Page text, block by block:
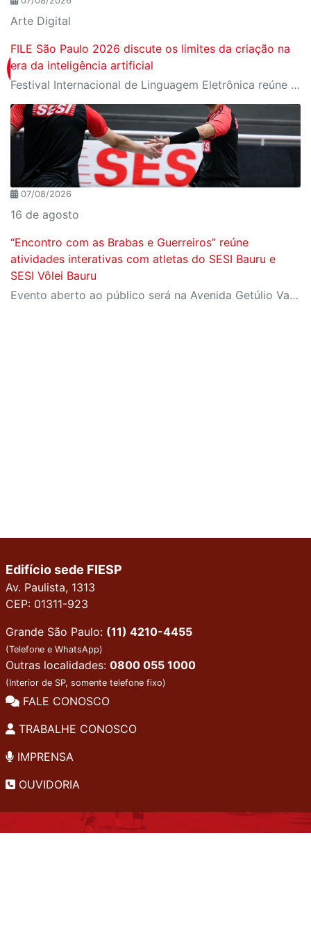
Arte Digital
FILE São Paulo 2026 discute os limites da criação na
era da inteligência artificial
Festival Internacional de Linguagem Eletrônica reúne cerca de 150 obras de artistas de diversos países e convida o público a refletir sobre as novas relações entre arte, tecnologia e inteligência artificial
07/08/2026
16 de agosto
“Encontro com as Brabas e Guerreiros” reúne
atividades interativas com atletas do SESI Bauru e
SESI Vôlei Bauru
Evento aberto ao público será na Avenida Getúlio Vargas, no domingo, 16, às 9h, com revelação do novo uniforme da equipe
Edifício sede FIESP
Av. Paulista, 1313
CEP: 01311-923
Grande São Paulo: (11) 4210-4455
(Telefone e WhatsApp)
Outras localidades: 0800 055 1000
(Interior de SP, somente telefone fixo)
FALE CONOSCO
TRABALHE CONOSCO
IMPRENSA
OUVIDORIA